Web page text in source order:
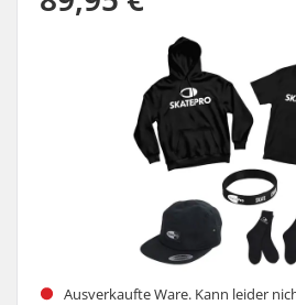
Ausverkaufte Ware. Kann leider